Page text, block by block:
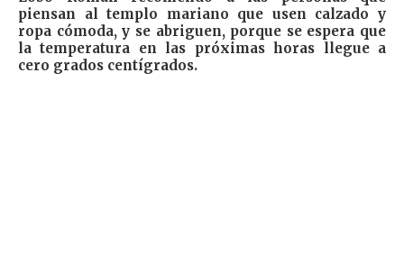
piensan al templo mariano que usen calzado y
ropa cómoda, y se abriguen, porque se espera que
la temperatura en las próximas horas llegue a
cero grados centígrados.